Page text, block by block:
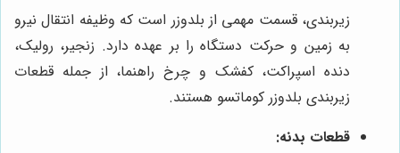
زیربندی، قسمت مهمی از بلدوزر است که وظیفه انتقال نیرو
به زمین و حرکت دستگاه را بر عهده دارد. زنجیر، رولیک،
دنده اسپراکت، کفشک و چرخ راهنما، از جمله قطعات
زیربندی بلدوزر کوماتسو هستند.
قطعات بدنه: